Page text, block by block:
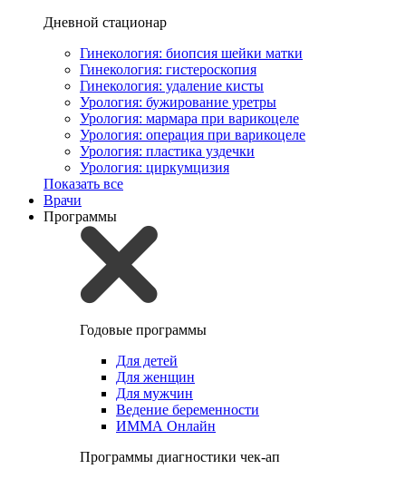
Дневной стационар
Гинекология: биопсия шейки матки
Гинекология: гистероскопия
Гинекология: удаление кисты
Урология: бужирование уретры
Урология: мармара при варикоцеле
Урология: операция при варикоцеле
Урология: пластика уздечки
Урология: циркумцизия
Показать все
Врачи
Программы
Годовые программы
Для детей
Для женщин
Для мужчин
Ведение беременности
ИММА Онлайн
Программы диагностики чек-ап